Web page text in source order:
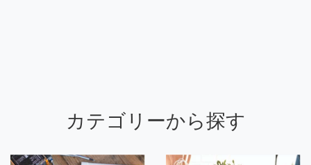
カテゴリーから探す